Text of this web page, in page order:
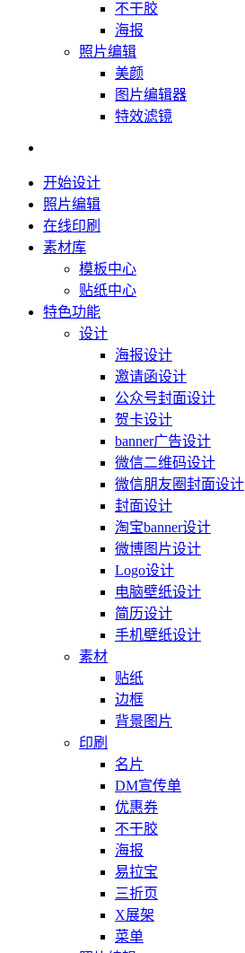
不干胶
海报
照片编辑
美颜
图片编辑器
特效滤镜
开始设计
照片编辑
在线印刷
素材库
模板中心
贴纸中心
特色功能
设计
海报设计
邀请函设计
公众号封面设计
贺卡设计
banner广告设计
微信二维码设计
微信朋友圈封面设计
封面设计
淘宝banner设计
微博图片设计
Logo设计
电脑壁纸设计
简历设计
手机壁纸设计
素材
贴纸
边框
背景图片
印刷
名片
DM宣传单
优惠券
不干胶
海报
易拉宝
三折页
X展架
菜单